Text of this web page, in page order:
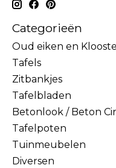
Categorieën
Oud eiken en
Tafels
Zitbankjes
Tafelbladen
Betonlook / Beton
Tafelpoten
Tuinmeubelen
Diversen